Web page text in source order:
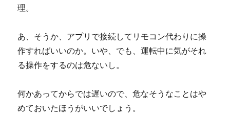
理。
あ、そうか、アプリで接続してリモコン代わりに操
作すればいいのか。いや、でも、運転中に気がそれ
る操作をするのは危ないし。
何かあってからでは遅いので、危なそうなことはや
めておいたほうがいいでしょう。